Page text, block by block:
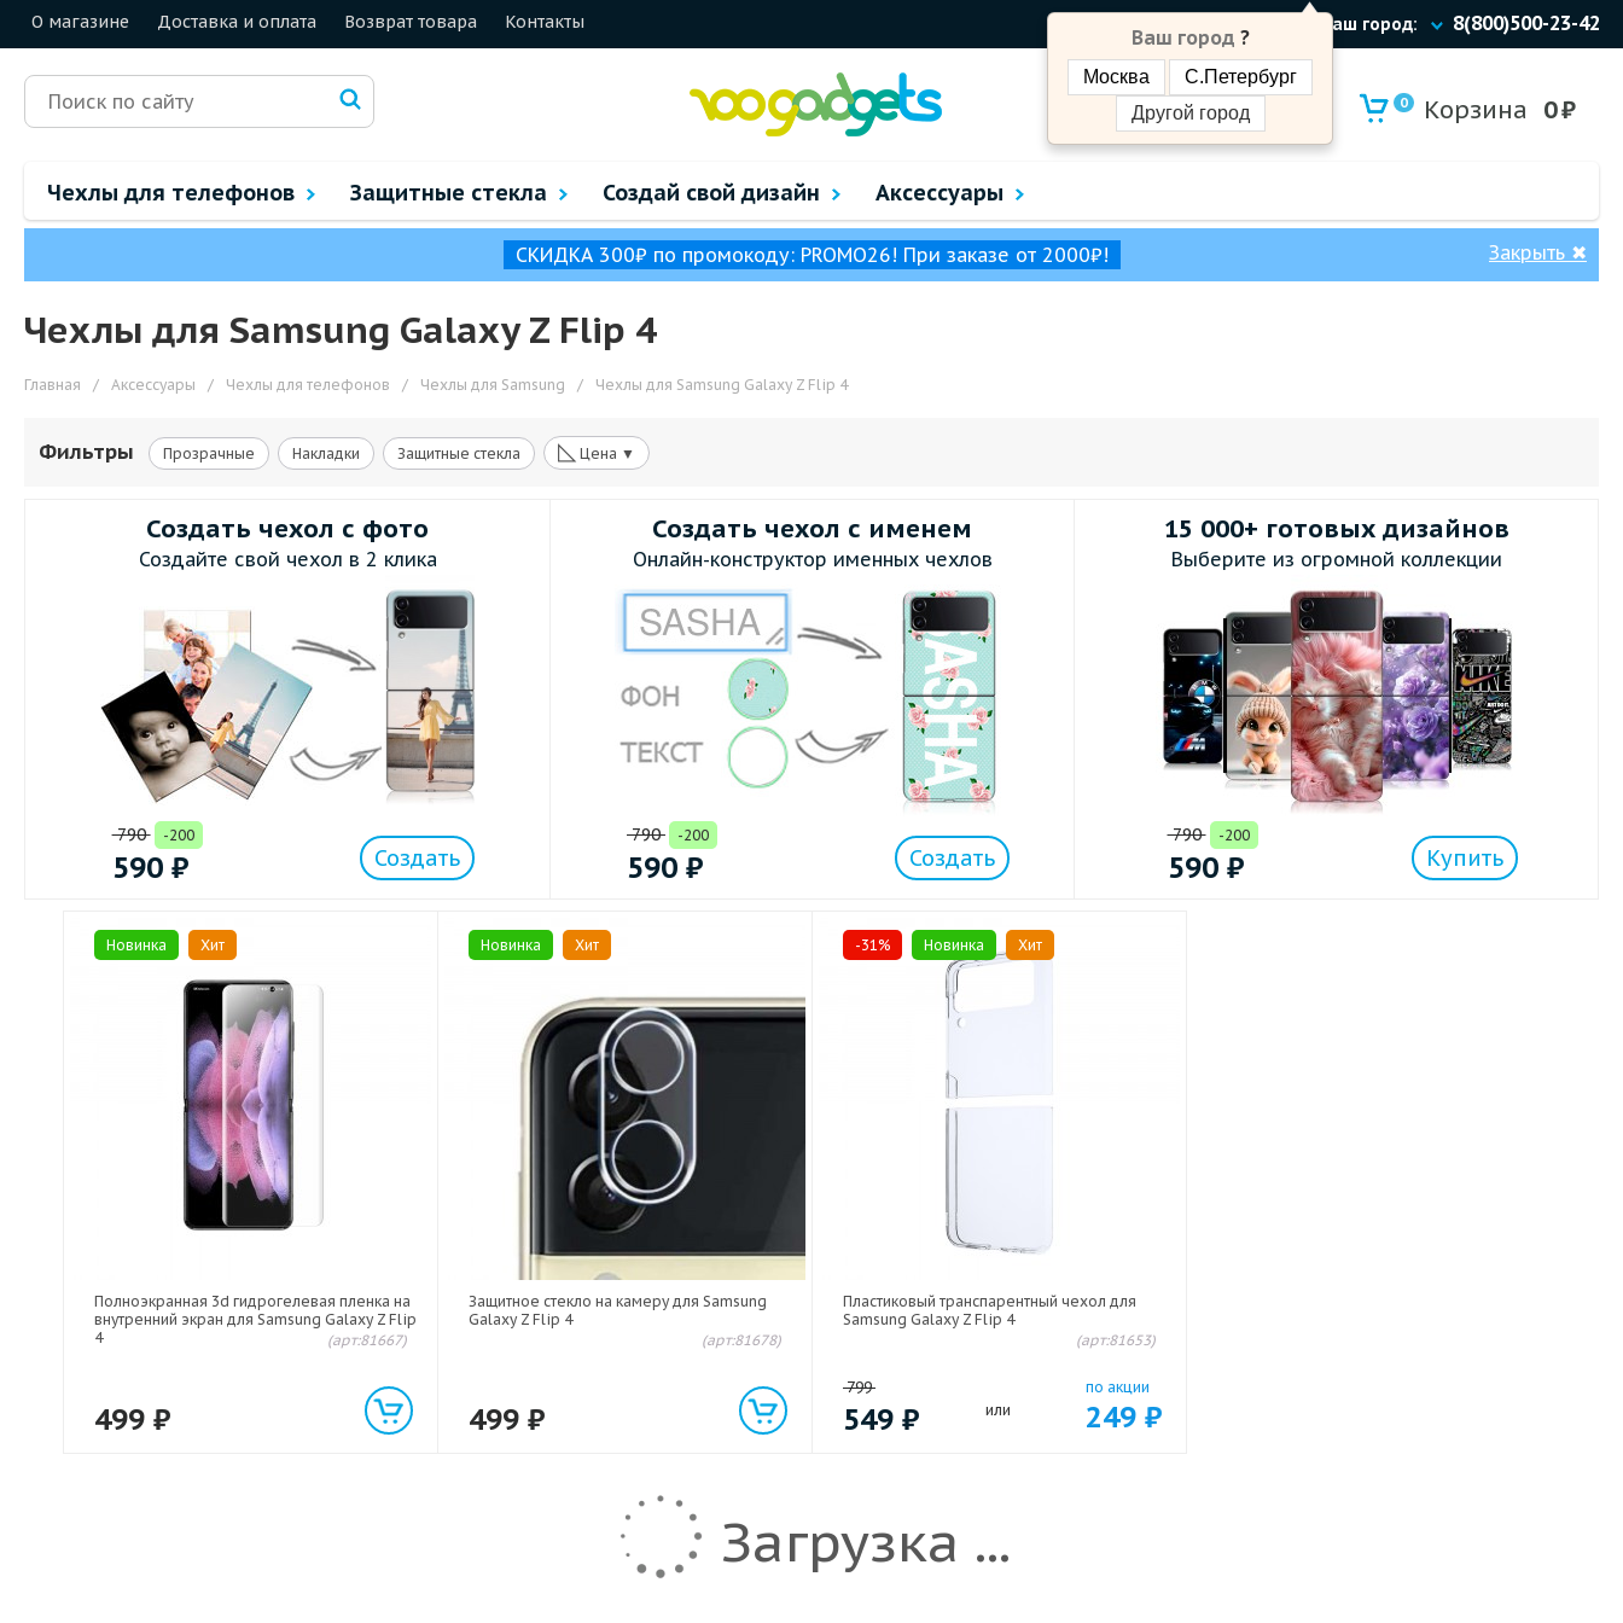
О магазине Доставка и оплата Возврат товара Контакты Ваш город:
Ваш город ?
Москва
С.Петербург
Другой город
8(800)500-23-42
0 Корзина 0₽
Чехлы для телефонов Защитные стекла Создай свой дизайн Аксессуары
СКИДКА 300₽ по промокоду: PROMO26! При заказе от 2000₽! Закрыть ✖
Чехлы для Samsung Galaxy Z Flip 4
Главная / Аксессуары / Чехлы для телефонов / Чехлы для Samsung / Чехлы для Samsung Galaxy Z Flip 4
Фильтры Прозрачные Накладки Защитные стекла ◺ Цена ▼
Создать чехол с фото
Создайте свой чехол в 2 клика
790 -200
590 ₽ Создать
Создать чехол с именем
Онлайн-конструктор именных чехлов
790 -200
590 ₽ Создать
15 000+ готовых дизайнов
Выберите из огромной коллекции
790 -200
590 ₽ Купить
Новинка Хит
Полноэкранная 3d гидрогелевая пленка на
внутренний экран для Samsung Galaxy Z Flip
4
(арт:81667)
499 ₽
Новинка Хит
Защитное стекло на камеру для Samsung
Galaxy Z Flip 4
(арт:81678)
499 ₽
-31% Новинка Хит
Пластиковый транспарентный чехол для
Samsung Galaxy Z Flip 4
(арт:81653)
799
549 ₽ или
по акции
249 ₽
Загрузка ...